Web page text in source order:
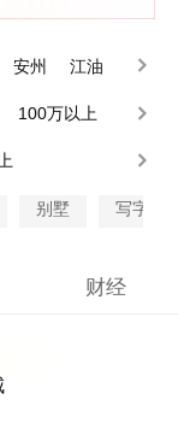
安州
江油
100万以上
别墅 写字楼
财经